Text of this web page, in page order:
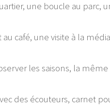
une boucle au parc,
au café, une visite à la
les saisons, la
des écouteurs, carnet